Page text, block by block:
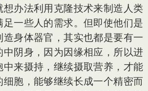
想办法利用克隆技术来制造人类
足一些人的需求。但即使他们是
造身体器官，其实也都是要有一
中阴身，因为因缘相应，所以进
中来摄持，继续摄取营养，才能
胞，能够继续长成一个精密而